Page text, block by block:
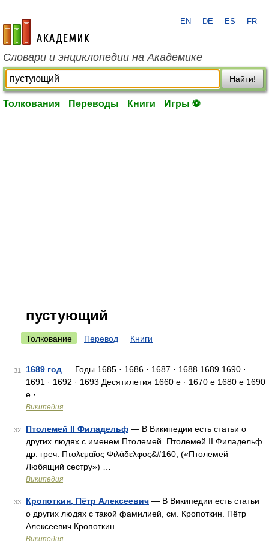
academic.ru
EN DE ES FR
Словари и энциклопедии на Академике
Найти!
Толкования Переводы Книги Игры ⚽
пустующий
Толкование Перевод Книги
31 1689 год — Годы 1685 · 1686 · 1687 · 1688 1689 1690 ·
1691 · 1692 · 1693 Десятилетия 1660 е · 1670 е 1680 е 1690
е · …
Википедия
32 Птолемей II Филадельф — В Википедии есть статьи о
других людях с именем Птолемей. Птолемей II Филадельф
др. греч. Πτολεμαῖος Φιλάδελφος&#160; («Птолемей
Любящий сестру») …
Википедия
33 Кропоткин, Пётр Алексеевич — В Википедии есть статьи
о других людях с такой фамилией, см. Кропоткин. Пётр
Алексеевич Кропоткин …
Википедия